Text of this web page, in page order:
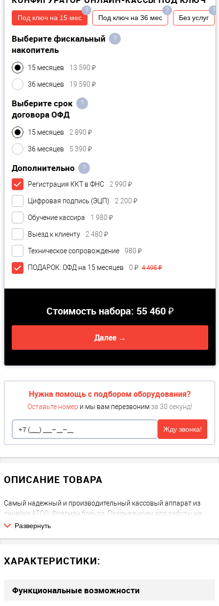
?
Под ключ на 15 мес
?
Под ключ на 36 мес
?
Без услуг
?
Выберите фискальный
накопитель
15 месяцев 13 590 ₽
36 месяцев 19 590 ₽
?
Выберите срок
договора ОФД
15 месяцев 2 890 ₽
36 месяцев 5 390 ₽
?
Дополнительно
Регистрация ККТ в ФНС 2 990 ₽
Цифровая подпись (ЭЦП) 2 200 ₽
Обучение кассира 1 980 ₽
Выезд к клиенту 2 480 ₽
Техническое сопровождение 980 ₽
ПОДАРОК: ОФД на 15 месяцев 0 ₽ 4 495 ₽
Стоимость набора: 55 460 ₽
Далее →
Нужна помощь с подбором оборудования?
Оставьте номер и мы вам перезвоним за 30 секунд!
Жду звонка!
ОПИСАНИЕ ТОВАРА
Самый надежный и производительный кассовый аппарат из
линейки АТОЛ. Флагман бренда. Предназначен для работы на
предприятиях с повышенной нагрузкой.
Популярный среди ритейлеров
Развернуть
ХАРАКТЕРИСТИКИ:
Функциональные возможности